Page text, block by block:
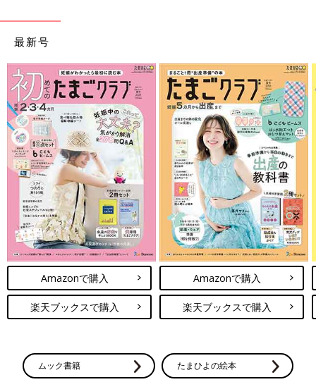
子育て熱心なパパであり、IT系の仕事をする社会人であり、赤ち
ゃん教授の助手。日常会話にIT用語を使うくせがある。
作・まんが／まぼさん 構成／ひよこクラブ編集部
まぼさん Ｐｒｏｆｉｌｅ
2018年１月生まれの息子・よいたんの成長をつづったインスタ
グラムの育児絵日記（@yoitan_diary）が人気。
最新号
Amazonで購入
楽天ブックスで購入
Amazonで購入
楽天ブックスで購入
ムック書籍 たまひよの絵本